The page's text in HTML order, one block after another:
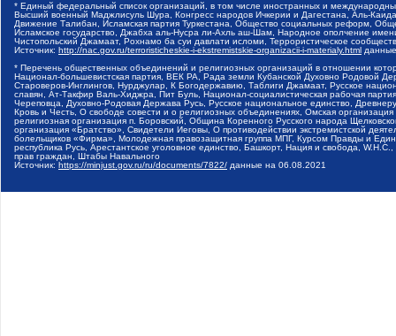
* Единый федеральный список организаций, в том числе иностранных и
Высший военный Маджлисуль Шура, Конгресс народов Ичкерии и Дагестана, Аль-
Движение Талибан, Исламская партия Туркестана, Общество социальных реформ,
Исламское государство, Джабха аль-Нусра ли-Ахль аш-Шам, Народное ополчение
Чистопольский Джамаат, Рохнамо ба суи давлати исломи, Террористическое
Источник: http://nac.gov.ru/terroristicheskie-i-ekstremistskie-organizacii-i-materialy.html
* Перечень общественных объединений и религиозных организаций в отношении
Национал-большевистская партия, ВЕК РА, Рада земли Кубанской Духовно Родовой
Староверов-Инглингов, Нурджулар, К Богодержавию, Таблиги Джамаат, Русское
славян, Ат-Такфир Валь-Хиджра, Пит Буль, Национал-социалистическая рабочая
Череповца, Духовно-Родовая Держава Русь, Русское национальное единство,
Кровь и Честь, О свободе совести и о религиозных объединениях, Омская
религиозная организация п. Боровский, Община Коренного Русского народа
организация «Братство», Свидетели Иеговы, О противодействии экстремистской
болельщиков «Фирма», Молодежная правозащитная группа МПГ, Курсом Правды и
республика Русь, Арестантское уголовное единство, Башкорт, Нация и свобода,
прав граждан, Штабы Навального
Источник: https://minjust.gov.ru/ru/documents/7822/ данные на 06.08.2021